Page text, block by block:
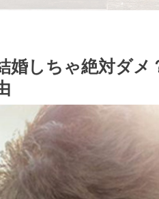
婚しちゃ絶対ダメ